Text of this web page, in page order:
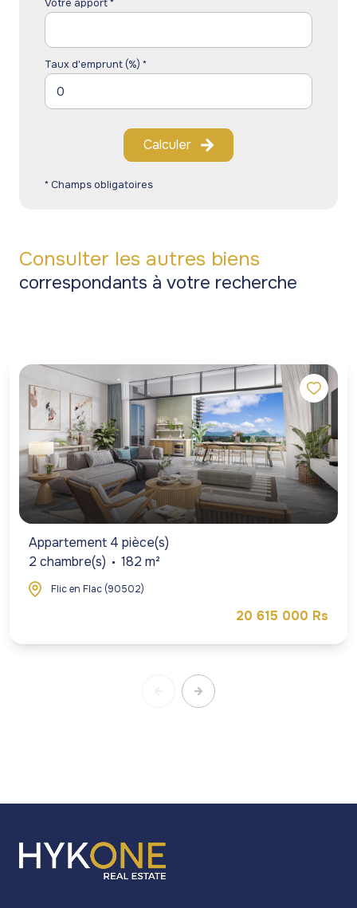
Votre apport *
Taux d'emprunt (%) *
Calculer
* Champs obligatoires
Consulter les autres biens
correspondants à votre recherche
Appartement 4 pièce(s)
2 chambre(s)
182 m²
Flic en Flac (90502)
20 615 000 Rs